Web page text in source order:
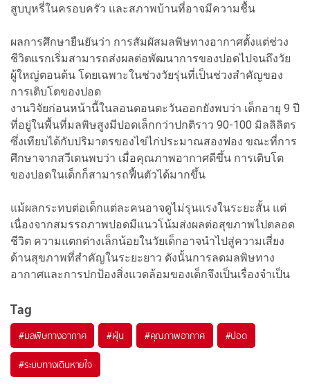
สูบบุหรี่ในครอบครัว และสภาพบ้านที่อาจมีความชื้น
ผลการศึกษายืนยันว่า การสัมผัสมลพิษทางอากาศตั้งแต่ช่วง
ชีวิตแรกเริ่มสามารถส่งผลต่อพัฒนาการของปอดไปจนถึงวัย
ผู้ใหญ่ตอนต้น โดยเฉพาะในช่วงวัยรุ่นที่เป็นช่วงสำคัญของ
การเติบโตของปอด
งานวิจัยก่อนหน้านี้ในลอนดอนตะวันออกยังพบว่า เด็กอายุ 9 ปี
ที่อยู่ในพื้นที่มลพิษสูงมีปอดเล็กกว่าปกติราว 90-100 มิลลิลิตร
ซึ่งเทียบได้กับปริมาตรของไข่ไก่ประมาณสองฟอง ขณะที่การ
ศึกษาจากสวีเดนพบว่า เมื่อคุณภาพอากาศดีขึ้น การเติบโต
ของปอดในเด็กก็สามารถฟื้นตัวได้มากขึ้น
แม้ผลกระทบต่อเด็กแต่ละคนอาจดูไม่รุนแรงในระยะสั้น แต่
เนื่องจากสมรรถภาพปอดมีแนวโน้มส่งผลต่อสุขภาพไปตลอด
ชีวิต ความแตกต่างเล็กน้อยในวัยเด็กอาจนำไปสู่ความเสี่ยง
ด้านสุขภาพที่สำคัญในระยะยาว ดังนั้นการลดมลพิษทาง
อากาศและการปกป้องสิ่งแวดล้อมของเด็กจึงเป็นเรื่องจำเป็น
Tag
#มลพิษทางอากาศ #ฝุ่น #คุณภาพอากาศ #ปอด
#ระบบทางเดินหายใจ